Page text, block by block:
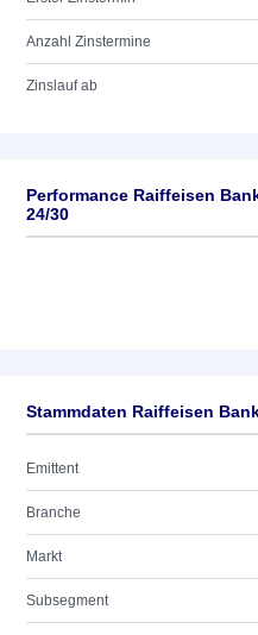
Anzahl Zinstermine
Zinslauf ab
Performance Raiffeisen
24/30
Stammdaten Raiffeisen
Emittent
Branche
Markt
Subsegment